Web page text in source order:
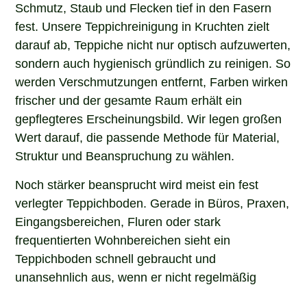
Schmutz, Staub und Flecken tief in den Fasern
fest. Unsere Teppichreinigung in Kruchten zielt
darauf ab, Teppiche nicht nur optisch aufzuwerten,
sondern auch hygienisch gründlich zu reinigen. So
werden Verschmutzungen entfernt, Farben wirken
frischer und der gesamte Raum erhält ein
gepflegteres Erscheinungsbild. Wir legen großen
Wert darauf, die passende Methode für Material,
Struktur und Beanspruchung zu wählen.
Noch stärker beansprucht wird meist ein fest
verlegter Teppichboden. Gerade in Büros, Praxen,
Eingangsbereichen, Fluren oder stark
frequentierten Wohnbereichen sieht ein
Teppichboden schnell gebraucht und
unansehnlich aus, wenn er nicht regelmäßig